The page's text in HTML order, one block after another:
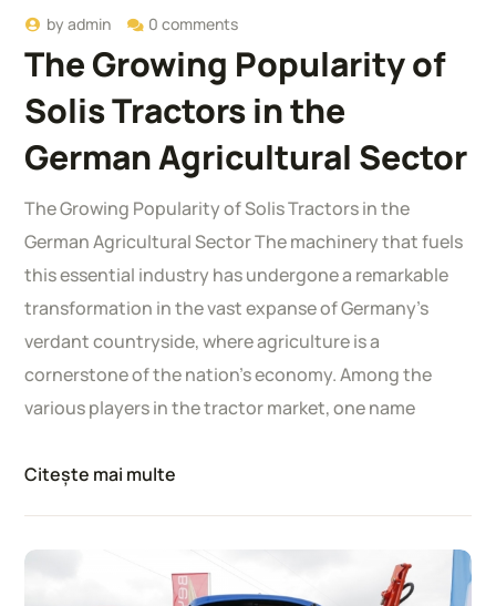
byadmin 0 comments
The Growing Popularity of
Solis Tractors in the
German Agricultural Sector
The Growing Popularity of Solis Tractors in the
German Agricultural Sector The machinery that fuels
this essential industry has undergone a remarkable
transformation in the vast expanse of Germany’s
verdant countryside, where agriculture is a
cornerstone of the nation’s economy. Among the
various players in the tractor market, one name
Citește mai multe